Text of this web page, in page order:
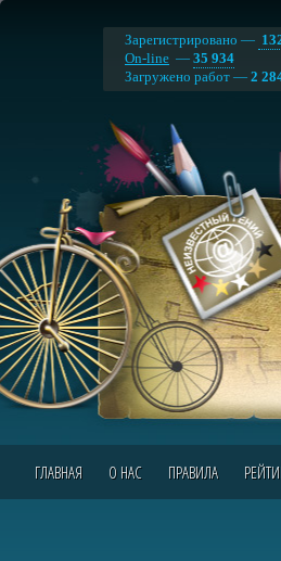
Зарегистрировано —
On-line — 35 934
Загружено работ — 2
ГЛАВНАЯ О НАС ПРАВИЛА